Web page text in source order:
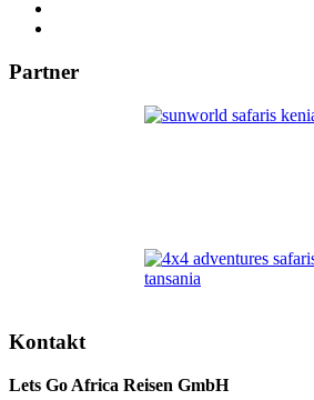
Partner
Kontakt
Lets Go Africa Reisen GmbH